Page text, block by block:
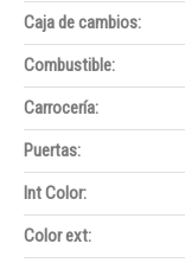
Caja de cambios:
Combustible:
Carrocería:
Puertas:
Int Color:
Color ext: